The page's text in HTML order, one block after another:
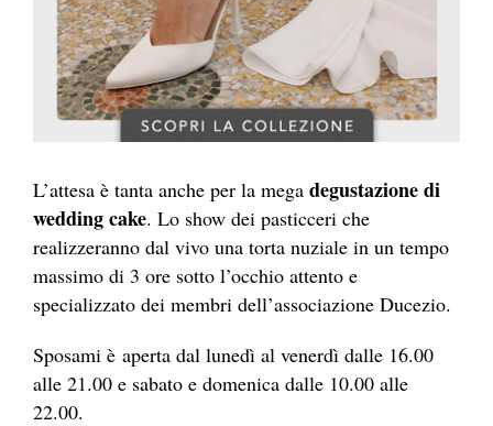
L’attesa è tanta anche per la mega degustazione di
wedding cake. Lo show dei pasticceri che
realizzeranno dal vivo una torta nuziale in un tempo
massimo di 3 ore sotto l’occhio attento e
specializzato dei membri dell’associazione Ducezio.
Sposami è aperta dal lunedì al venerdì dalle 16.00
alle 21.00 e sabato e domenica dalle 10.00 alle
22.00.